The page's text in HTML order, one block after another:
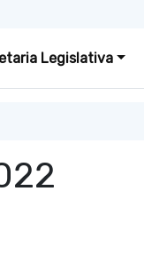
Legislativa